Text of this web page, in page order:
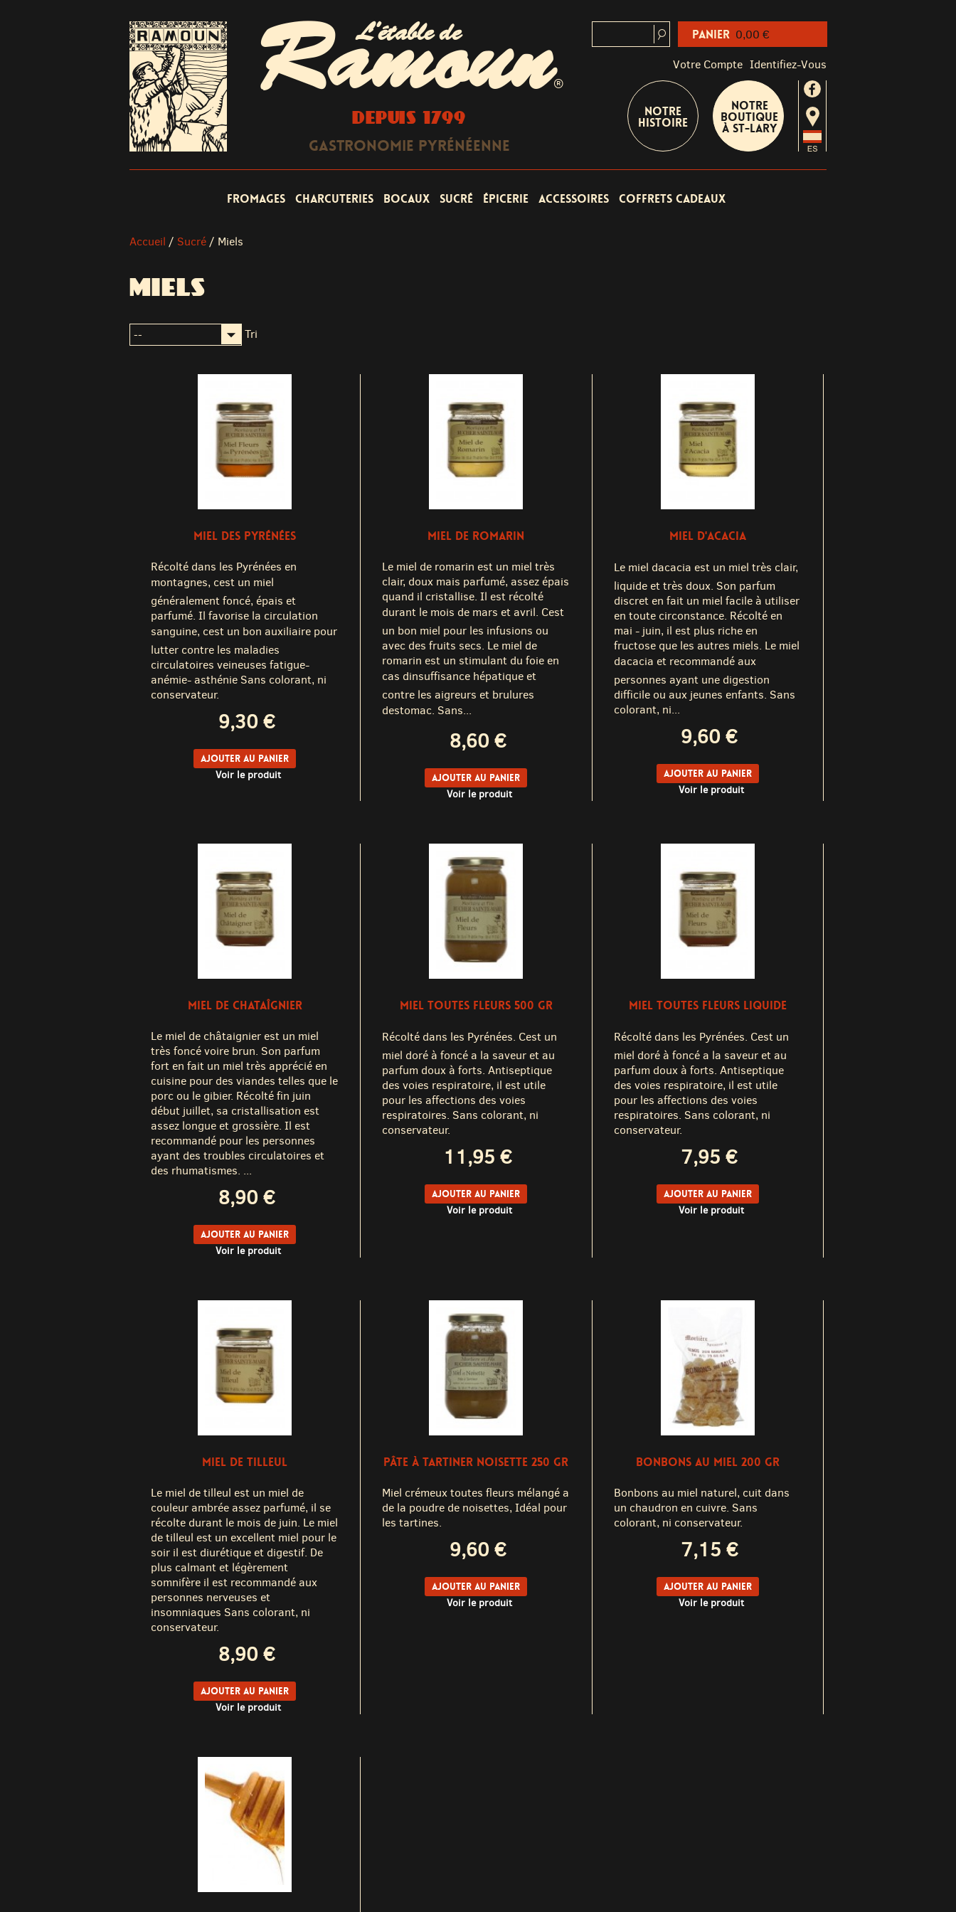
L'étable de
Ramoun®
DEPUIS 1799
Gastronomie Pyrénéenne
Votre Compte Identifiez-Vous
Notre
Histoire
Notre
boutique
à St-Lary
Fromages Charcuteries Bocaux Sucré Épicerie Accessoires Coffrets cadeaux
Accueil / Sucré / Miels
MIELS
Tri
MIEL DES PYRÉNÉES
Récolté dans les Pyrénées en
montagnes, cest un miel
généralement foncé, épais et
parfumé. Il favorise la circulation
sanguine, cest un bon auxiliaire pour
lutter contre les maladies
circulatoires veineuses fatigue-
anémie- asthénie Sans colorant, ni
conservateur.
9,30 €
Ajouter au panier
Voir le produit
MIEL DE ROMARIN
Le miel de romarin est un miel très
clair, doux mais parfumé, assez épais
quand il cristallise. Il est récolté
durant le mois de mars et avril. Cest
un bon miel pour les infusions ou
avec des fruits secs. Le miel de
romarin est un stimulant du foie en
cas dinsuffisance hépatique et
contre les aigreurs et brulures
destomac. Sans...
8,60 €
Ajouter au panier
Voir le produit
MIEL D'ACACIA
Le miel dacacia est un miel très clair,
liquide et très doux. Son parfum
discret en fait un miel facile à utiliser
en toute circonstance. Récolté en
mai - juin, il est plus riche en
fructose que les autres miels. Le miel
dacacia et recommandé aux
personnes ayant une digestion
difficile ou aux jeunes enfants. Sans
colorant, ni...
9,60 €
Ajouter au panier
Voir le produit
MIEL DE CHATAÎGNIER
Le miel de châtaignier est un miel
très foncé voire brun. Son parfum
fort en fait un miel très apprécié en
cuisine pour des viandes telles que le
porc ou le gibier. Récolté fin juin
début juillet, sa cristallisation est
assez longue et grossière. Il est
recommandé pour les personnes
ayant des troubles circulatoires et
des rhumatismes. ...
8,90 €
Ajouter au panier
Voir le produit
MIEL TOUTES FLEURS 500 GR
Récolté dans les Pyrénées. Cest un
miel doré à foncé a la saveur et au
parfum doux à forts. Antiseptique
des voies respiratoire, il est utile
pour les affections des voies
respiratoires. Sans colorant, ni
conservateur.
11,95 €
Ajouter au panier
Voir le produit
MIEL TOUTES FLEURS LIQUIDE
Récolté dans les Pyrénées. Cest un
miel doré à foncé a la saveur et au
parfum doux à forts. Antiseptique
des voies respiratoire, il est utile
pour les affections des voies
respiratoires. Sans colorant, ni
conservateur.
7,95 €
Ajouter au panier
Voir le produit
MIEL DE TILLEUL
Le miel de tilleul est un miel de
couleur ambrée assez parfumé, il se
récolte durant le mois de juin. Le miel
de tilleul est un excellent miel pour le
soir il est diurétique et digestif. De
plus calmant et légèrement
somnifère il est recommandé aux
personnes nerveuses et
insomniaques Sans colorant, ni
conservateur.
8,90 €
Ajouter au panier
Voir le produit
PÂTE À TARTINER NOISETTE 250 GR
Miel crémeux toutes fleurs mélangé a
de la poudre de noisettes, Idéal pour
les tartines.
9,60 €
Ajouter au panier
Voir le produit
BONBONS AU MIEL 200 GR
Bonbons au miel naturel, cuit dans
un chaudron en cuivre. Sans
colorant, ni conservateur.
7,15 €
Ajouter au panier
Voir le produit
Panier 0,00 €